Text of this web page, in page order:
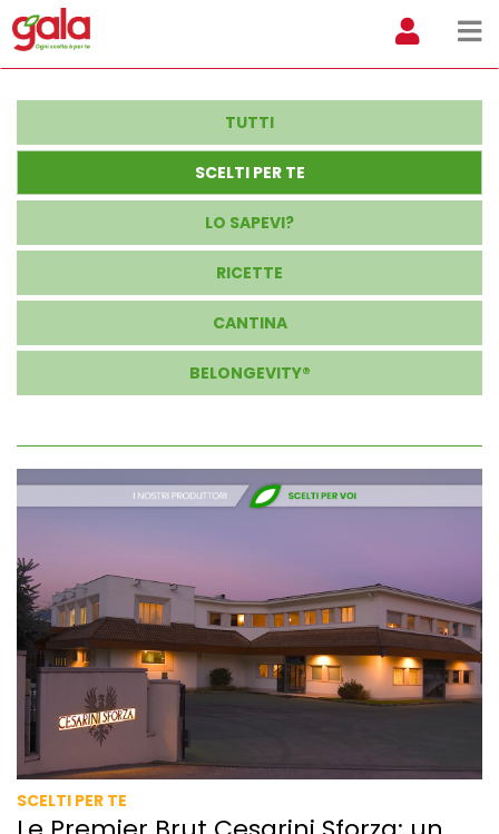
TUTTI
SCELTI PER TE
LO SAPEVI?
RICETTE
CANTINA
BELONGEVITY®
SCELTI PER TE